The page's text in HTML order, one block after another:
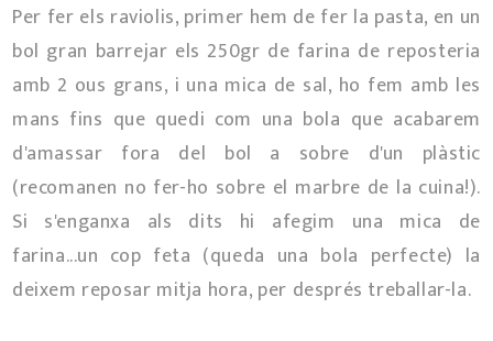
Per fer els raviolis, primer hem de fer la pasta, en un
bol gran barrejar els 250gr de farina de reposteria
amb 2 ous grans, i una mica de sal, ho fem amb les
mans fins que quedi com una bola que acabarem
d'amassar fora del bol a sobre d'un plàstic
(recomanen no fer-ho sobre el marbre de la cuina!).
Si s'enganxa als dits hi afegim una mica de
farina...un cop feta (queda una bola perfecte) la
deixem reposar mitja hora, per després treballar-la.